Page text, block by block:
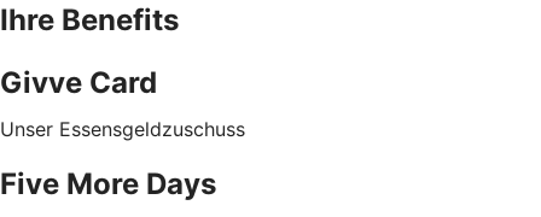
Ihre Benefits
Givve Card
Unser Essensgeldzuschuss
Five More Days